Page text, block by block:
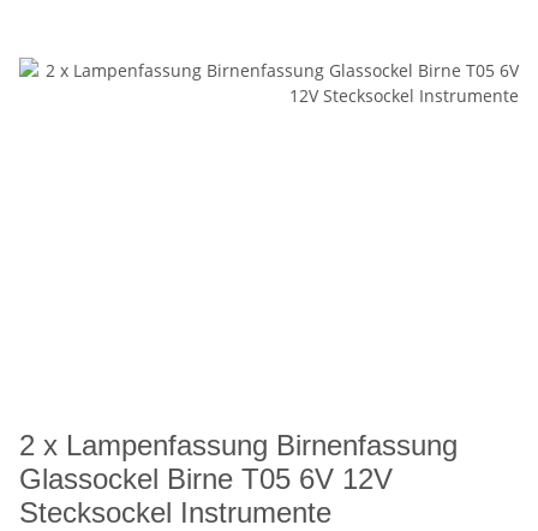
2 x Lampenfassung Birnenfassung
Glassockel Birne T05 6V 12V
Stecksockel Instrumente